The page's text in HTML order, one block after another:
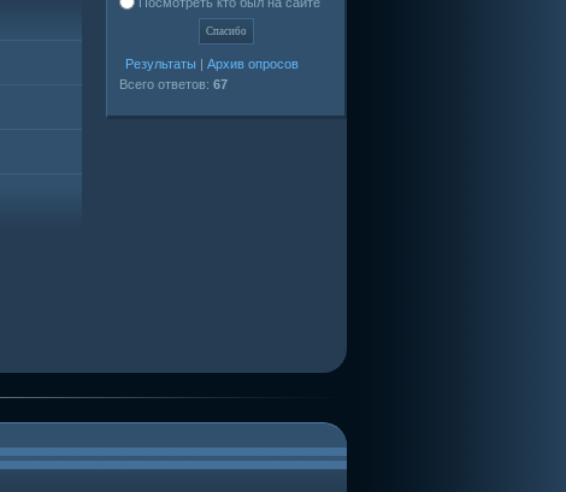
Результаты | Архив опросов
Всего ответов: 67